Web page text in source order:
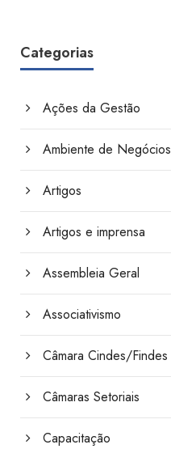
Categorias
Ações da Gestão
Ambiente de Negócios
Artigos
Artigos e imprensa
Assembleia Geral
Associativismo
Câmara Cindes/Findes
Câmaras Setoriais
Capacitação